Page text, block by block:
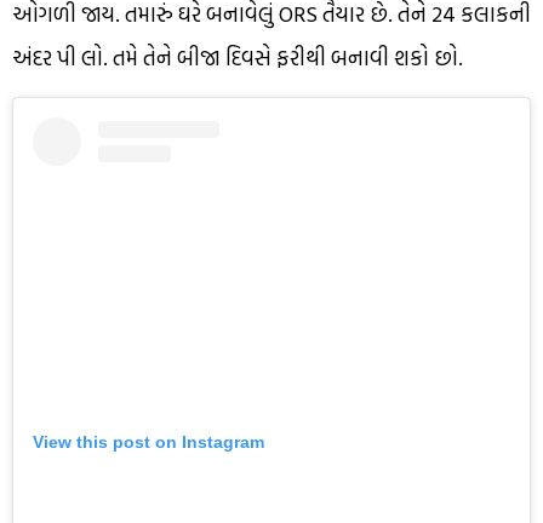
ઓગળી જાય. તમારું ઘરે બનાવેલું ORS તૈયાર છે. તેને 24 કલાકની
અંદર પી લો. તમે તેને બીજા દિવસે ફરીથી બનાવી શકો છો.
View this post on Instagram